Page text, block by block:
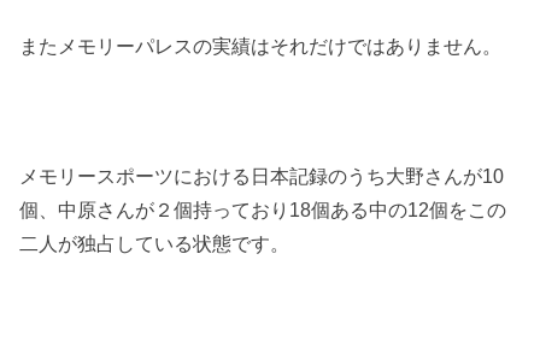
またメモリーパレスの実績はそれだけではありません。
メモリースポーツにおける日本記録のうち大野さんが10
個、中原さんが２個持っており18個ある中の12個をこの
二人が独占している状態です。